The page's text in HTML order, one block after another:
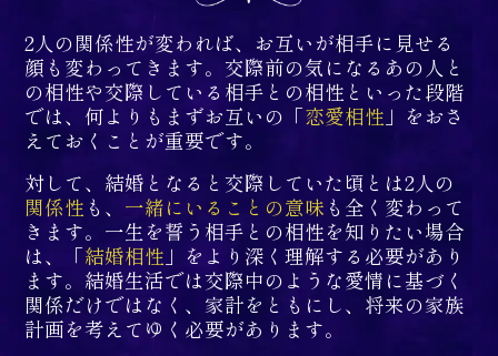
2人の関係性が変われば、お互いが相手に見せる
顔も変わってきます。交際前の気になるあの人と
の相性や交際している相手との相性といった段階
では、何よりもまずお互いの「恋愛相性 」をおさ
えておくことが重要です。
対して、結婚となると交際していた頃とは2人の
関係性 も、 一緒にいることの意味 も全く変わって
きます。一生を誓う相手との相性を知りたい場合
は、「結婚相性 」をより深く理解する必要があり
ます。結婚生活では交際中のような愛情に基づく
関係だけではなく、家計をともにし、将来の家族
計画を考えてゆく必要があります。